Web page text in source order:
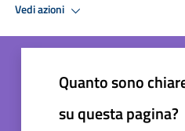
Vedi azioni
Quanto sono
su questa pagina?